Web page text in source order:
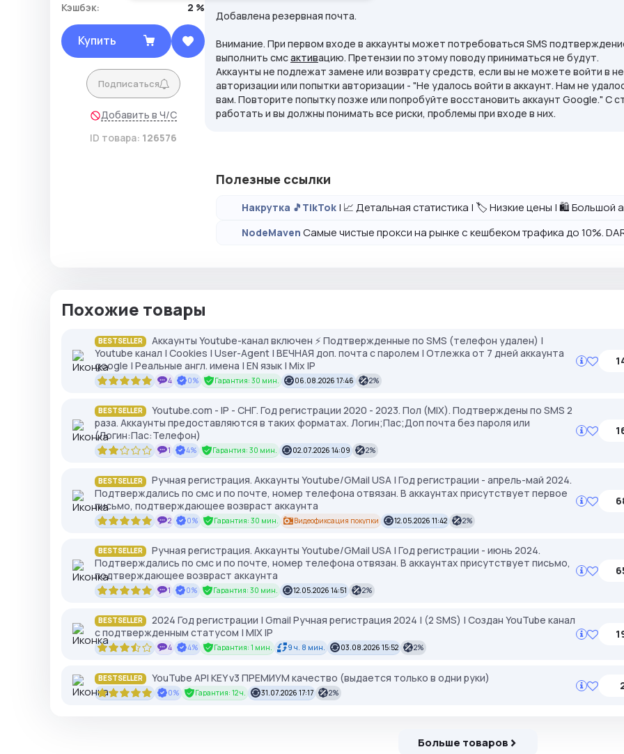
Кэшбэк:
2 %
Купить
Подписаться
Добавить в Ч/С
ID товара: 126576
Добавлена резервная почта.
Внимание. При первом входе в аккаунты может потребоваться SMS
выполнить смсактивацию. Претензии по этому поводу приниматься не будут.
Аккаунты не подлежат замене или возврату средств, если вы не можете войти в
авторизации или попытки авторизации - "Не удалось войти в аккаунт. Нам не
вам. Повторите попытку позже или попробуйте восстановить аккаунт Google." С
работать и вы должны понимать все риски, проблемы при входе в них.
Полезные ссылки
Накрутка 🎵TikTok | 📈 Детальная статистика | 🏷️ Низкие цены | 🛍️ Большой
NodeMaven Самые чистые прокси на рынке с кешбеком трафика до 10%.
Похожие товары
BESTSELLER
Аккаунты Youtube-канал включен ⚡️ Подтвержденные по SMS (телефон удален) |
Youtube канал | Cookies | User-Agent | ВЕЧНАЯ доп. почта с паролем | Отлежка от 7 дней аккаунта
google | Реальные англ. имена | EN язык | Mix IP
4 0% Гарантия: 30 мин. 06.08.2026 17:46 2%
BESTSELLER
Youtube.com - IP - СНГ. Год регистрации 2020 - 2023. Пол (MIX). Подтверждены по SMS 2
раза. Аккаунты предоставляются в таких форматах. Логин;Пас;Доп почта без пароля или
(Логин:Пас:Телефон)
1 4% Гарантия: 30 мин. 02.07.2026 14:09 2%
BESTSELLER
Ручная регистрация. Аккаунты Youtube/GMail USA | Год регистрации - апрель-май 2024.
Подтверждались по смс и по почте, номер телефона отвязан. В аккаунтах присутствует первое
письмо, подтверждающее возвраст аккаунта
2 0% Гарантия: 30 мин. Видеофиксация покупки 12.05.2026 11:42 2%
BESTSELLER
Ручная регистрация. Аккаунты Youtube/GMail USA | Год регистрации - июнь 2024.
Подтверждались по смс и по почте, номер телефона отвязан. В аккаунтах присутствует письмо,
подтверждающее возвраст аккаунта
1 0% Гарантия: 30 мин. 12.05.2026 14:51 2%
BESTSELLER
2024 Год регистрации | Gmail Ручная регистрация 2024 | (2 SMS) | Создан YouTube канал
с подтвержденным статусом | MIX IP
4 4% Гарантия: 1 мин. 9 ч. 8 мин. 03.08.2026 15:52 2%
BESTSELLER YouTube API KEY v3 ПРЕМИУМ качество (выдается только в одни руки)
0% Гарантия: 12 ч. 31.07.2026 17:17 2%
Больше товаров